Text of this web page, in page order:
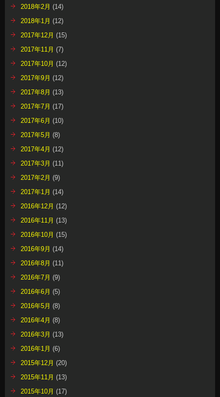
2018年2月 (14)
2018年1月 (12)
2017年12月 (15)
2017年11月 (7)
2017年10月 (12)
2017年9月 (12)
2017年8月 (13)
2017年7月 (17)
2017年6月 (10)
2017年5月 (8)
2017年4月 (12)
2017年3月 (11)
2017年2月 (9)
2017年1月 (14)
2016年12月 (12)
2016年11月 (13)
2016年10月 (15)
2016年9月 (14)
2016年8月 (11)
2016年7月 (9)
2016年6月 (5)
2016年5月 (8)
2016年4月 (8)
2016年3月 (13)
2016年1月 (6)
2015年12月 (20)
2015年11月 (13)
2015年10月 (17)